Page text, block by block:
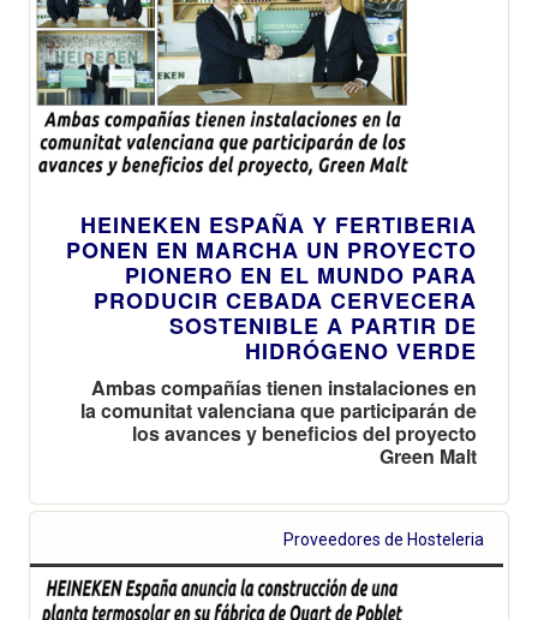
HEINEKEN ESPAÑA Y FERTIBERIA
PONEN EN MARCHA UN PROYECTO
PIONERO EN EL MUNDO PARA
PRODUCIR CEBADA CERVECERA
SOSTENIBLE A PARTIR DE
HIDRÓGENO VERDE
Ambas compañías tienen instalaciones en
la comunitat valenciana que participarán de
los avances y beneficios del proyecto
Green Malt
Proveedores de Hosteleria